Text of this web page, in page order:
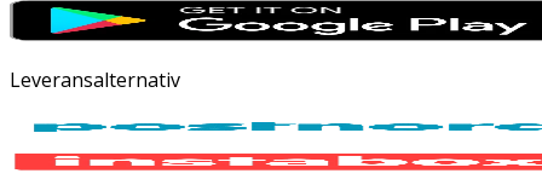
Leveransalternativ